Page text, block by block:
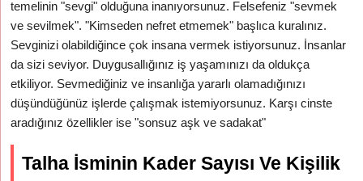
temelinin "sevgi" olduğuna inanıyorsunuz. Felsefeniz "sevmek
ve sevilmek". "Kimseden nefret etmemek" başlıca kuralınız.
Sevginizi olabildiğince çok insana vermek istiyorsunuz. İnsanlar
da sizi seviyor. Duygusallığınız iş yaşamınızı da oldukça
etkiliyor. Sevmediğiniz ve insanlığa yararlı olamadığınızı
düşündüğünüz işlerde çalışmak istemiyorsunuz. Karşı cinste
aradığınız özellikler ise "sonsuz aşk ve sadakat"
Talha İsminin Kader Sayısı Ve Kişilik